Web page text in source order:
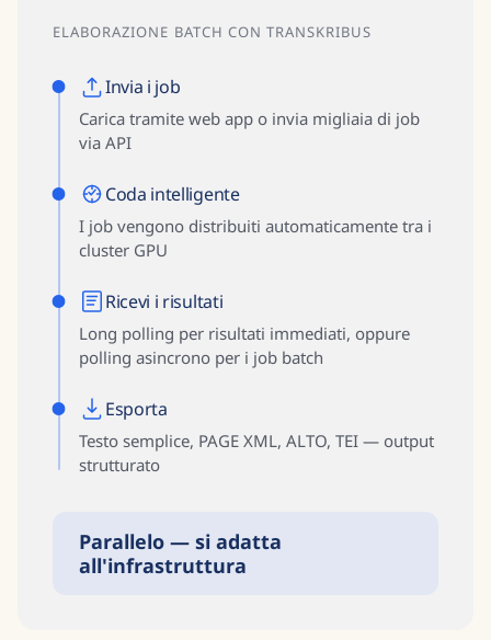
ELABORAZIONE BATCH CON TRANSKRIBUS
Invia i job
Carica tramite web app o invia migliaia di job
via API
Coda intelligente
I job vengono distribuiti automaticamente tra i
cluster GPU
Ricevi i risultati
Long polling per risultati immediati, oppure
polling asincrono per i job batch
Esporta
Testo semplice, PAGE XML, ALTO, TEI — output
strutturato
Parallelo — si adatta
all'infrastruttura